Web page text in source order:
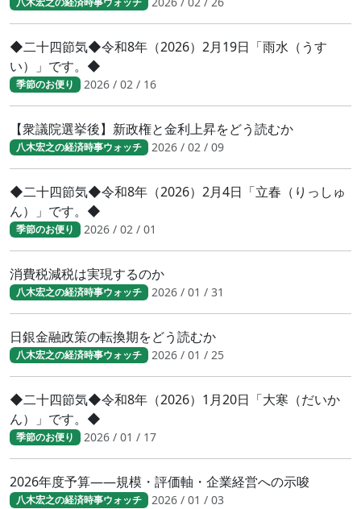
◆二十四節気◆令和8年（2026）2月19日「雨水（うす
い）」です。◆
季節のお便り 2026 / 02 / 16
【衆議院選挙後】新政権と金利上昇をどう読むか
八木宏之の経済時事ウォッチ 2026 / 02 / 09
◆二十四節気◆令和8年（2026）2月4日「立春（りっしゅ
ん）」です。◆
季節のお便り 2026 / 02 / 01
消費税減税は実現するのか
八木宏之の経済時事ウォッチ 2026 / 01 / 31
日銀金融政策の転換期をどう読むか
八木宏之の経済時事ウォッチ 2026 / 01 / 25
◆二十四節気◆令和8年（2026）1月20日「大寒（だいか
ん）」です。◆
季節のお便り 2026 / 01 / 17
2026年度予算――規模・評価軸・企業経営への示唆
八木宏之の経済時事ウォッチ 2026 / 01 / 03